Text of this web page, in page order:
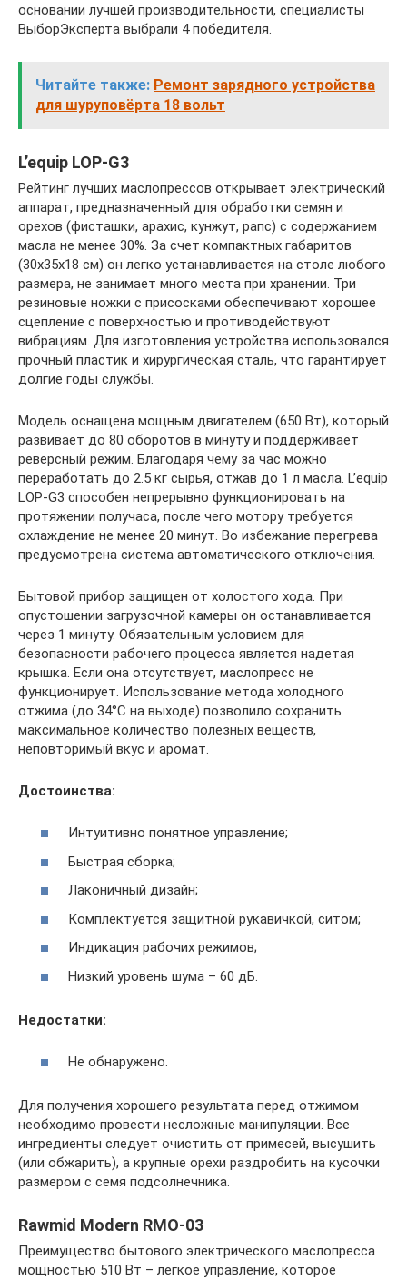
основании лучшей производительности, специалисты
ВыборЭксперта выбрали 4 победителя.
Читайте также: Ремонт зарядного устройства
для шуруповёрта 18 вольт
L’equip LOP-G3
Рейтинг лучших маслопрессов открывает электрический
аппарат, предназначенный для обработки семян и
орехов (фисташки, арахис, кунжут, рапс) с содержанием
масла не менее 30%. За счет компактных габаритов
(30х35х18 см) он легко устанавливается на столе любого
размера, не занимает много места при хранении. Три
резиновые ножки с присосками обеспечивают хорошее
сцепление с поверхностью и противодействуют
вибрациям. Для изготовления устройства использовался
прочный пластик и хирургическая сталь, что гарантирует
долгие годы службы.
Модель оснащена мощным двигателем (650 Вт), который
развивает до 80 оборотов в минуту и поддерживает
реверсный режим. Благодаря чему за час можно
переработать до 2.5 кг сырья, отжав до 1 л масла. L’equip
LOP-G3 способен непрерывно функционировать на
протяжении получаса, после чего мотору требуется
охлаждение не менее 20 минут. Во избежание перегрева
предусмотрена система автоматического отключения.
Бытовой прибор защищен от холостого хода. При
опустошении загрузочной камеры он останавливается
через 1 минуту. Обязательным условием для
безопасности рабочего процесса является надетая
крышка. Если она отсутствует, маслопресс не
функционирует. Использование метода холодного
отжима (до 34°С на выходе) позволило сохранить
максимальное количество полезных веществ,
неповторимый вкус и аромат.
Достоинства:
Интуитивно понятное управление;
Быстрая сборка;
Лаконичный дизайн;
Комплектуется защитной рукавичкой, ситом;
Индикация рабочих режимов;
Низкий уровень шума – 60 дБ.
Недостатки:
Не обнаружено.
Для получения хорошего результата перед отжимом
необходимо провести несложные манипуляции. Все
ингредиенты следует очистить от примесей, высушить
(или обжарить), а крупные орехи раздробить на кусочки
размером с семя подсолнечника.
Rawmid Modern RMO-03
Преимущество бытового электрического маслопресса
мощностью 510 Вт – легкое управление, которое